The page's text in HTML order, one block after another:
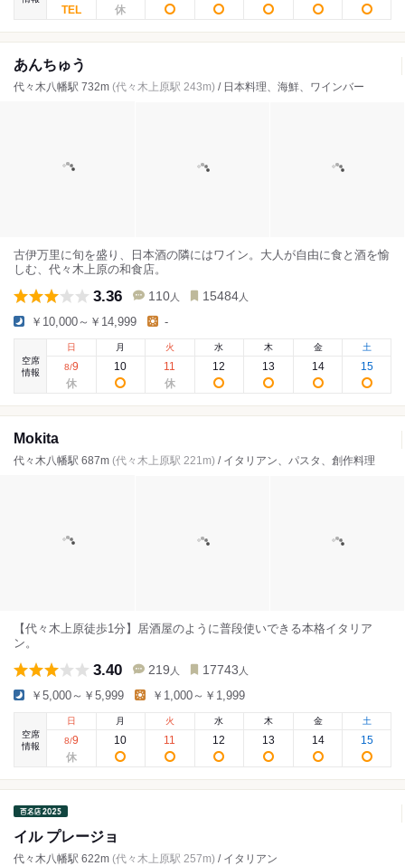
あんちゅう
代々木八幡駅 732m (代々木上原駅 243m) / 日本料理、海鮮、ワインバー
古伊万里に旬を盛り、日本酒の隣にはワイン。大人が自由に食と酒を愉
しむ、代々木上原の和食店。
3.36 110 人 15484 人
￥10,000～￥14,999 -
空席
情報
日
8/9
月
10
火
11
水
12
木
13
金
14
土
15
Mokita
代々木八幡駅 687m (代々木上原駅 221m) / イタリアン、パスタ、創作料理
【代々木上原徒歩1分】居酒屋のように普段使いできる本格イタリア
ン。
3.40 219 人 17743 人
￥5,000～￥5,999 ￥1,000～￥1,999
空席
情報
日
8/9
月
10
火
11
水
12
木
13
金
14
土
15
イル プレージョ
代々木八幡駅 622m (代々木上原駅 257m) / イタリアン